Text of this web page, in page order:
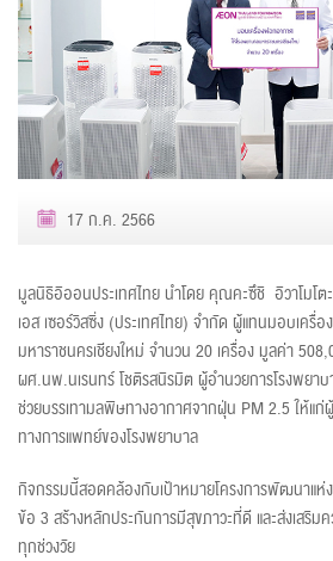
17 ก.ค. 2566
มูลนิธิอิออนประเทศไทย นำโดย คุณคะซึชิ อิวาโมโ
เอส เซอร์วิสซิ่ง (ประเทศไทย) จำกัด ผู้แทนมอบเครื่
มหาราชนครเชียงใหม่ จำนวน 20 เครื่อง มูลค่า
ผศ.นพ.นเรนทร์ โชติรสนิรมิต ผู้อำนวยการโรงพยาบ
ช่วยบรรเทามลพิษทางอากาศจากฝุ่น PM 2.5 ให้แก่
ทางการแพทย์ของโรงพยาบาล
กิจกรรมนี้สอดคล้องกับเป้าหมายโครงการพัฒนาแห่
ข้อ 3 สร้างหลักประกันการมีสุขภาวะที่ดี และส่งเสริ
ทุกช่วงวัย